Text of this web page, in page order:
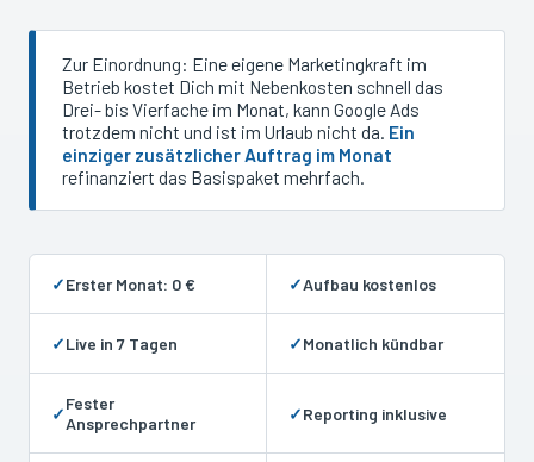
Zur Einordnung: Eine eigene Marketingkraft im
Betrieb kostet Dich mit Nebenkosten schnell das
Drei- bis Vierfache im Monat, kann Google Ads
trotzdem nicht und ist im Urlaub nicht da. Ein
einziger zusätzlicher Auftrag im Monat
refinanziert das Basispaket mehrfach.
✓Erster Monat: 0 € ✓Aufbau kostenlos
✓Live in 7 Tagen ✓Monatlich kündbar
✓Fester
Ansprechpartner
✓Reporting inklusive